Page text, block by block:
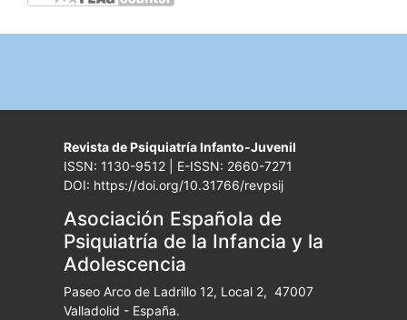
Revista de Psiquiatría Infanto-Juvenil
ISSN: 1130-9512 | E-ISSN: 2660-7271
DOI: https://doi.org/10.31766/revpsij
Asociación Española de
Psiquiatría de la Infancia y la
Adolescencia
Paseo Arco de Ladrillo 12, Local 2, 47007
Valladolid - España.